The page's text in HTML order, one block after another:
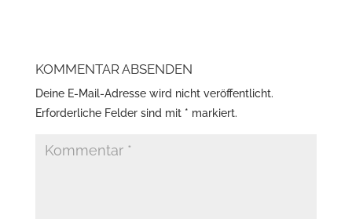
KOMMENTAR ABSENDEN
Deine E-Mail-Adresse wird nicht veröffentlicht.
Erforderliche Felder sind mit * markiert.